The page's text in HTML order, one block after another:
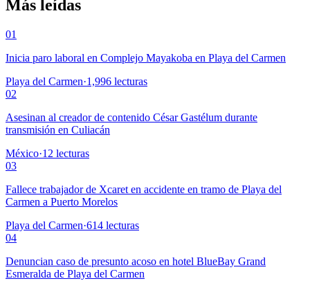
Más leídas
01
Inicia paro laboral en Complejo Mayakoba en Playa del Carmen
Playa del Carmen·1,996 lecturas
02
Asesinan al creador de contenido César Gastélum durante
transmisión en Culiacán
México·12 lecturas
03
Fallece trabajador de Xcaret en accidente en tramo de Playa del
Carmen a Puerto Morelos
Playa del Carmen·614 lecturas
04
Denuncian caso de presunto acoso en hotel BlueBay Grand
Esmeralda de Playa del Carmen